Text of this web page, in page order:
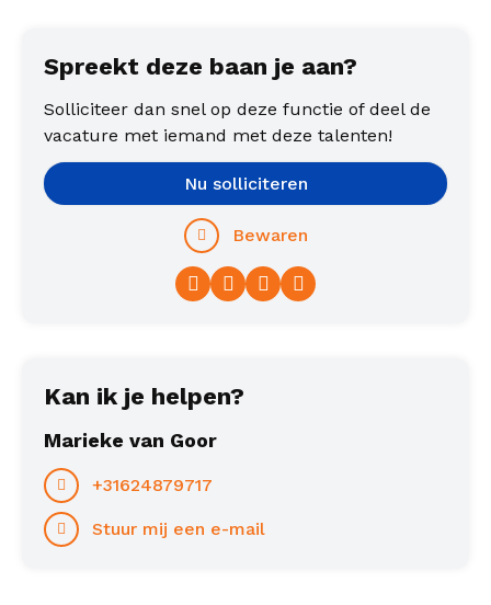
Spreekt deze baan je aan?
Solliciteer dan snel op deze functie of deel de
vacature met iemand met deze talenten!
Facebook
TwitterLinkedIn
Nu solliciteren
Bewaren
Kan ik je helpen?
Marieke van Goor
+31624879717
Stuur mij een e-mail